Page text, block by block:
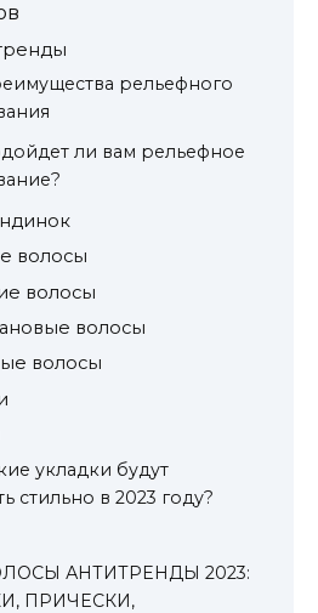
рельефного
ли вам рельефное
волосы
волосы
волосы
волосы
укладки будут
стильно в 2023 году?
АНТИТРЕНДЫ 2023:
ПРИЧЕСКИ,